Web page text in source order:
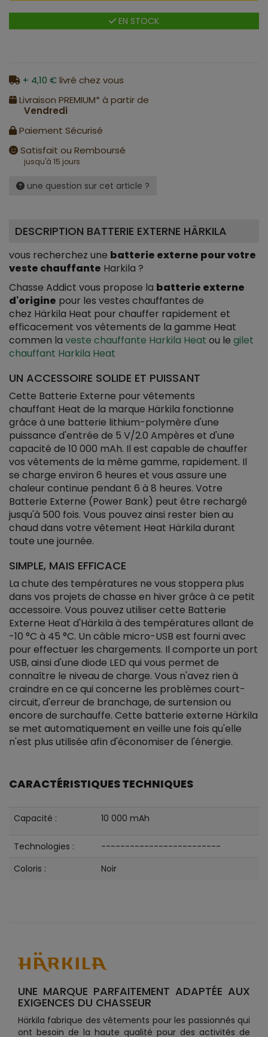
EN STOCK
+ 4,10 €livré chez vous
Livraison PREMIUM* à partir de
Vendredi
Paiement Sécurisé
Satisfait ou Remboursé
jusqu'à 15 jours
une question sur cet article ?
DESCRIPTION BATTERIE EXTERNE HÄRKILA
vous recherchez une batterie externe pour votre
veste chauffante Harkila ?
Chasse Addict vous propose la batterie externe
d'origine pour les vestes chauffantes de
chez Härkila Heat pour chauffer rapidement et
efficacement vos vêtements de la gamme Heat
commen la veste chauffante Harkila Heat ou le gilet
chauffant Harkila Heat
UN ACCESSOIRE SOLIDE ET PUISSANT
Cette Batterie Externe pour vêtements
chauffant Heat de la marque Härkila fonctionne
grâce à une batterie lithium-polymère d'une
puissance d'entrée de 5 V/2.0 Ampères et d'une
capacité de 10 000 mAh. Il est capable de chauffer
vos vêtements de la même gamme, rapidement. Il
se charge environ 6 heures et vous assure une
chaleur continue pendant 6 à 8 heures. Votre
Batterie Externe (Power Bank) peut être rechargé
jusqu'à 500 fois. Vous pouvez ainsi rester bien au
chaud dans votre vêtement Heat Härkila durant
toute une journée.
SIMPLE, MAIS EFFICACE
La chute des températures ne vous stoppera plus
dans vos projets de chasse en hiver grâce à ce petit
accessoire. Vous pouvez utiliser cette Batterie
Externe Heat d'Härkila à des températures allant de
-10 °C à 45 °C. Un câble micro-USB est fourni avec
pour effectuer les chargements. Il comporte un port
USB, ainsi d'une diode LED qui vous permet de
connaître le niveau de charge. Vous n'avez rien à
craindre en ce qui concerne les problèmes court-
circuit, d'erreur de branchage, de surtension ou
encore de surchauffe. Cette batterie externe Härkila
se met automatiquement en veille une fois qu'elle
n'est plus utilisée afin d'économiser de l'énergie.
CARACTÉRISTIQUES TECHNIQUES
Capacité : 10 000 mAh
Technologies :
-------------------------
Coloris :
Noir
UNE MARQUE PARFAITEMENT ADAPTÉE AUX
EXIGENCES DU CHASSEUR
Härkila fabrique des vêtements pour les passionnés qui
ont besoin de la haute qualité pour des activités de